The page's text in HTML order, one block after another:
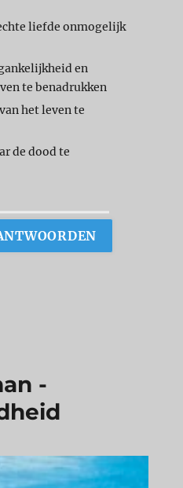
liefde onmogelijk
en
te benadrukken
het leven te
de dood te
-